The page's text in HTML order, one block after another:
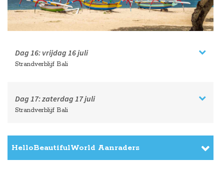
Dag 16: vrijdag 16 juli
Strandverblijf Bali
Dag 17:zaterdag 17 juli
Strandverblijf Bali
HelloBeautifulWorld Aanraders